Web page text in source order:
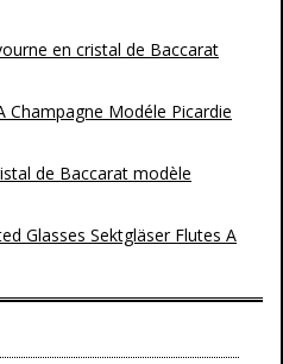
en cristal de Baccarat
Champagne Modéle Picardie
de Baccarat modèle
Glasses Sektgläser Flutes A